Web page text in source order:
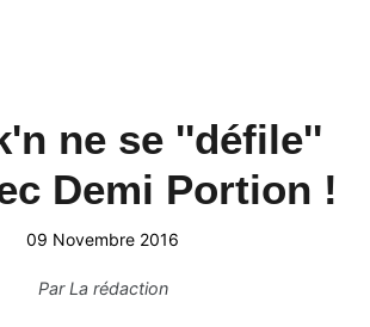
ne se ''défile''
Demi Portion !
09 Novembre 2016
ParLa rédaction